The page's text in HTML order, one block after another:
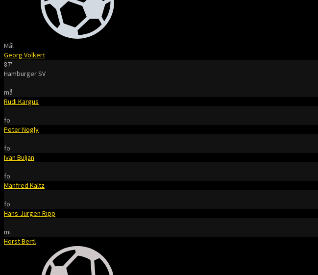
Mål
Georg Volkert
87'
Hamburger SV
må
Rudi Kargus
fo
Peter Nogly
fo
Ivan Buljan
fo
Manfred Kaltz
fo
Hans-Jürgen Ripp
mi
Horst Bertl